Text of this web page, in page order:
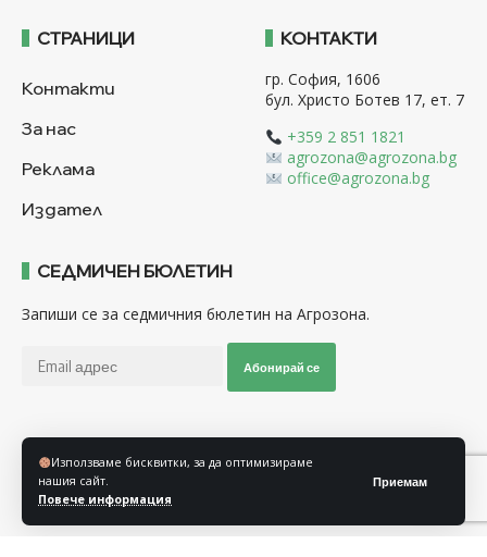
Използваме бисквитки, за да оптимизираме
нашия сайт.
Повече информация
Приемам
СТРАНИЦИ
Контакти
За нас
Реклама
Издател
КОНТАКТИ
гр. София, 1606
бул. Христо Ботев 17, ет. 7
+359 2 851 1821
agrozona@agrozona.bg
office@agrozona.bg
СЕДМИЧЕН БЮЛЕТИН
Запиши се за седмичния бюлетин на Агрозона.
Абонирай се
Последвайте ни